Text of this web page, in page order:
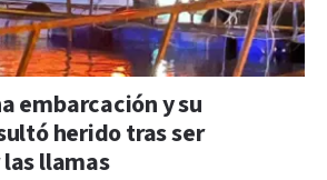
embarcación y su
herido tras ser
llamas